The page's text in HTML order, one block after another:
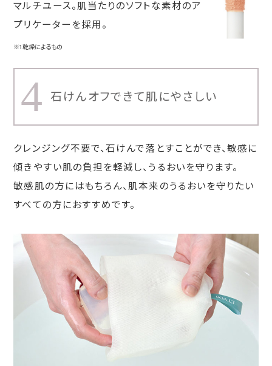
マルチユース。肌当たりのソフトな素材のア
プリケーターを採用。
※1 乾燥によるもの
4 石けんオフできて肌にやさしい
クレンジング不要で、石けんで落とすことができ、敏感に
傾きやすい肌の負担を軽減し、うるおいを守ります。
敏感肌の方にはもちろん、肌本来のうるおいを守りたい
すべての方におすすめです。